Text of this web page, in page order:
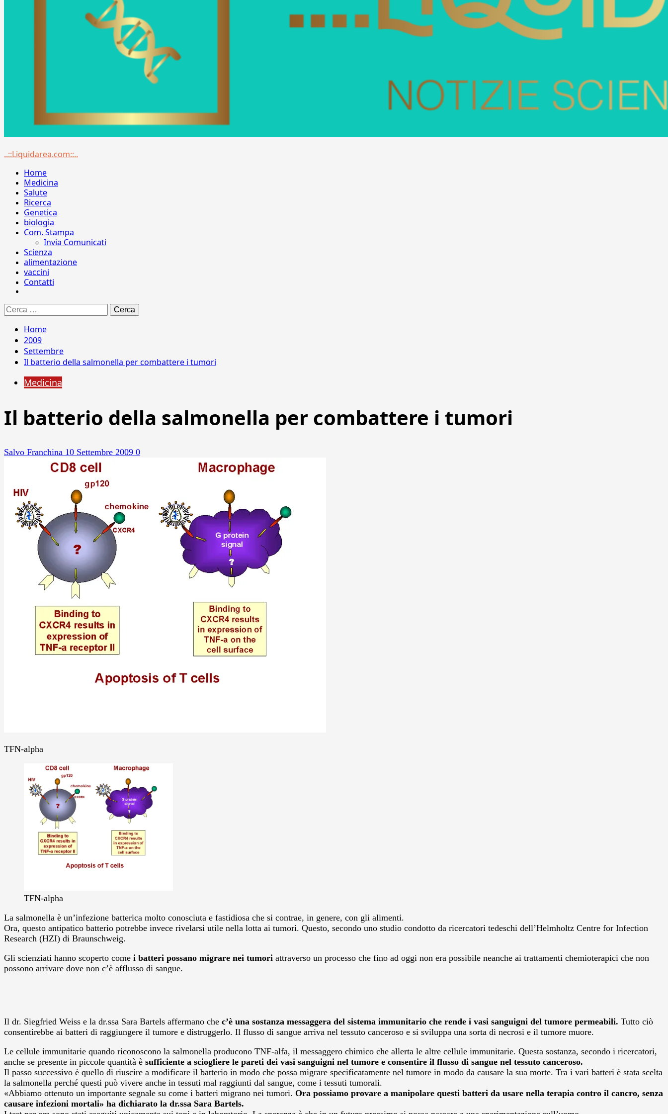
Menu
..::Liquidarea.com::..
Home
Medicina
Salute
Ricerca
Genetica
biologia
Com. Stampa
Invia Comunicati
Scienza
alimentazione
vaccini
Contatti
Ricerca
per:
Home
2009
Settembre
Il batterio della salmonella per combattere i tumori
Medicina
Il batterio della salmonella per combattere i tumori
Salvo Franchina 10 Settembre 2009 0
TFN-alpha
TFN-alpha
La salmonella è un’infezione batterica molto conosciuta e fastidiosa che si contrae, in genere, con gli alimenti.
Ora, questo antipatico batterio potrebbe invece rivelarsi utile nella lotta ai tumori. Questo, secondo uno studio condotto da ricercatori tedeschi dell’Helmholtz Centre for Infection
Research (HZI) di Braunschweig.
Gli scienziati hanno scoperto come i batteri possano migrare nei tumori attraverso un processo che fino ad oggi non era possibile neanche ai trattamenti chemioterapici che non
possono arrivare dove non c’è afflusso di sangue.
Il dr. Siegfried Weiss e la dr.ssa Sara Bartels affermano che c’è una sostanza messaggera del sistema immunitario che rende i vasi sanguigni del tumore permeabili. Tutto ciò
consentirebbe ai batteri di raggiungere il tumore e distruggerlo. Il flusso di sangue arriva nel tessuto canceroso e si sviluppa una sorta di necrosi e il tumore muore.
Le cellule immunitarie quando riconoscono la salmonella producono TNF-alfa, il messaggero chimico che allerta le altre cellule immunitarie. Questa sostanza, secondo i ricercatori,
anche se presente in piccole quantità è sufficiente a sciogliere le pareti dei vasi sanguigni nel tumore e consentire il flusso di sangue nel tessuto canceroso.
Il passo successivo è quello di riuscire a modificare il batterio in modo che possa migrare specificatamente nel tumore in modo da causare la sua morte. Tra i vari batteri è stata scelta
la salmonella perché questi può vivere anche in tessuti mal raggiunti dal sangue, come i tessuti tumorali.
«Abbiamo ottenuto un importante segnale su come i batteri migrano nei tumori. Ora possiamo provare a manipolare questi batteri da usare nella terapia contro il cancro, senza
causare infezioni mortali» ha dichiarato la dr.ssa Sara Bartels.